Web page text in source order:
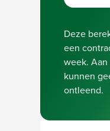
Deze
een
week.
kunnen
ontleend.